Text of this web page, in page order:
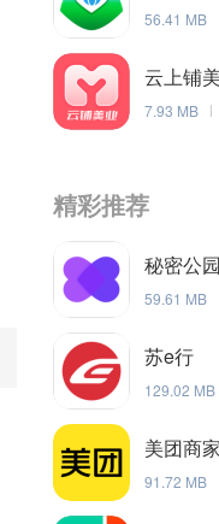
56.41 MB
云上铺
理系统
7.93 MB
精彩推荐
秘密公园
59.61 MB
苏e行
129.02 MB
美团商
91.72 MB